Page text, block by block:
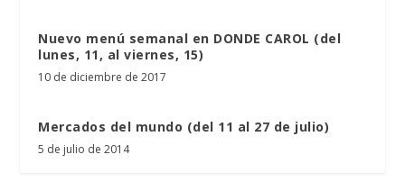
Nuevo menú semanal en DONDE CAROL (del
lunes, 11, al viernes, 15)
10 de diciembre de 2017
Mercados del mundo (del 11 al 27 de julio)
5 de julio de 2014